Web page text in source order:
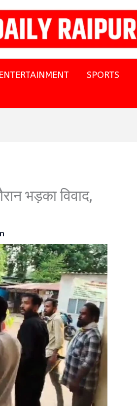
ENTERTAINMENT SPORTS
भड़का विवाद,